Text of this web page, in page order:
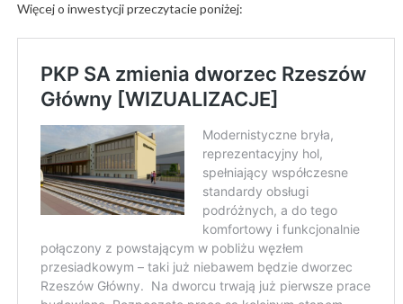
Więcej o inwestycji przeczytacie poniżej: